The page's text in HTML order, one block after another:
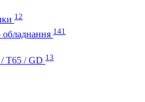
12
обладнання 141
T65 / GD 13